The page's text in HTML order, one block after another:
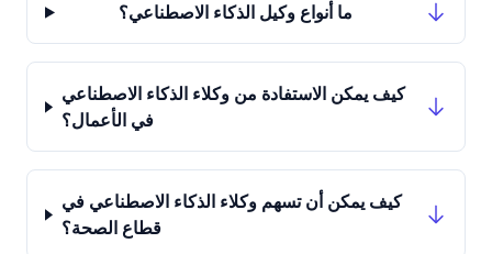
ما أنواع وكيل الذكاء الاصطناعي؟
كيف يمكن الاستفادة من وكلاء الذكاء الاصطناعي
في الأعمال؟
كيف يمكن أن تسهم وكلاء الذكاء الاصطناعي في
قطاع الصحة؟